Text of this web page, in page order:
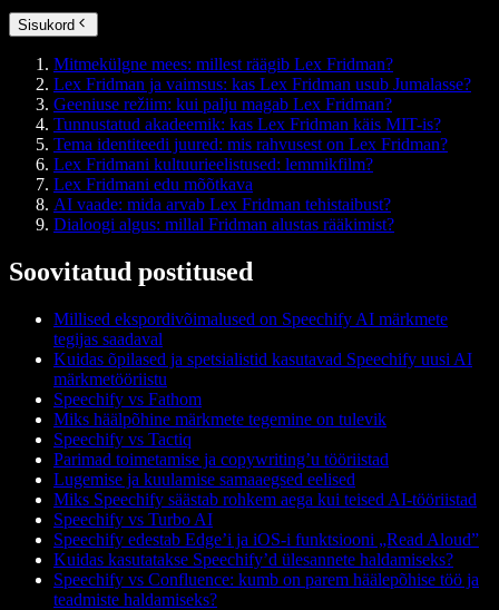
Sisukord
Mitmekülgne mees: millest räägib Lex Fridman?
Lex Fridman ja vaimsus: kas Lex Fridman usub Jumalasse?
Geeniuse režiim: kui palju magab Lex Fridman?
Tunnustatud akadeemik: kas Lex Fridman käis MIT-is?
Tema identiteedi juured: mis rahvusest on Lex Fridman?
Lex Fridmani kultuurieelistused: lemmikfilm?
Lex Fridmani edu mõõtkava
AI vaade: mida arvab Lex Fridman tehistaibust?
Dialoogi algus: millal Fridman alustas rääkimist?
Soovitatud postitused
Millised ekspordivõimalused on Speechify AI märkmete
tegijas saadaval
Kuidas õpilased ja spetsialistid kasutavad Speechify uusi AI
märkmetööriistu
Speechify vs Fathom
Miks häälpõhine märkmete tegemine on tulevik
Speechify vs Tactiq
Parimad toimetamise ja copywriting’u tööriistad
Lugemise ja kuulamise samaaegsed eelised
Miks Speechify säästab rohkem aega kui teised AI-tööriistad
Speechify vs Turbo AI
Speechify edestab Edge’i ja iOS-i funktsiooni „Read Aloud”
Kuidas kasutatakse Speechify’d ülesannete haldamiseks?
Speechify vs Confluence: kumb on parem häälepõhise töö ja
teadmiste haldamiseks?